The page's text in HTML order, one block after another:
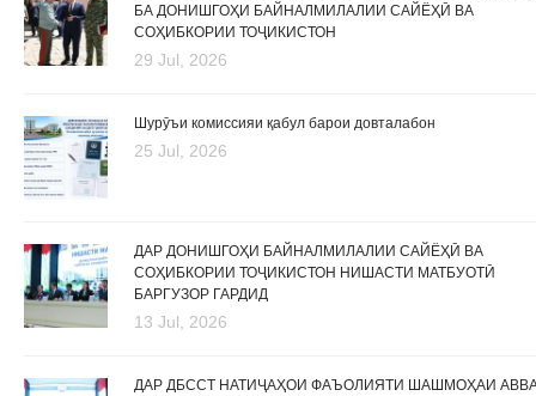
БА ДОНИШГОҲИ БАЙНАЛМИЛАЛИИ САЙЁҲӢ ВА
СОҲИБКОРИИ ТОҶИКИСТОН
29 Jul, 2026
Шурӯъи комиссияи қабул барои довталабон
25 Jul, 2026
ДАР ДОНИШГОҲИ БАЙНАЛМИЛАЛИИ САЙЁҲӢ ВА
СОҲИБКОРИИ ТОҶИКИСТОН НИШАСТИ МАТБУОТӢ
БАРГУЗОР ГАРДИД
13 Jul, 2026
ДАР ДБССТ НАТИҶАҲОИ ФАЪОЛИЯТИ ШАШМОҲАИ